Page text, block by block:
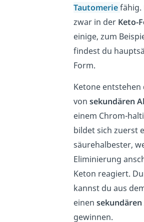
Tautomeriefähig.
zwar in der Keto-
einige, zum
findest du
Form.
Ketone entstehen
vonsekundären
einem Chrom-
bildet sich zuerst
säurehalbester,
Eliminierung
Keton reagiert.
kannst du aus
einensekundären
gewinnen.